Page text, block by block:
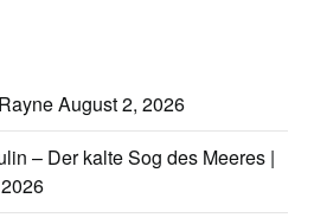
August 2, 2026
– Der kalte Sog des Meeres |